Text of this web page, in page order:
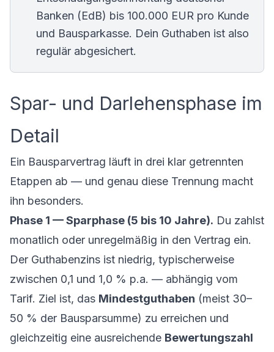
Banken (EdB) bis 100.000 EUR pro Kunde
und Bausparkasse. Dein Guthaben ist also
regulär abgesichert.
Spar- und Darlehensphase im
Detail
Ein Bausparvertrag läuft in drei klar getrennten
Etappen ab — und genau diese Trennung macht
ihn besonders.
Phase 1 — Sparphase (5 bis 10 Jahre). Du zahlst
monatlich oder unregelmäßig in den Vertrag ein.
Der Guthabenzins ist niedrig, typischerweise
zwischen 0,1 und 1,0 % p.a. — abhängig vom
Tarif. Ziel ist, das Mindestguthaben (meist 30–
50 % der Bausparsumme) zu erreichen und
gleichzeitig eine ausreichende Bewertungszahl